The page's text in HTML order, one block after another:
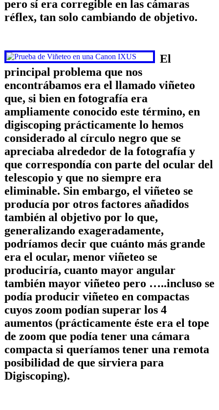
pero sí era corregible en las cámaras
réflex, tan solo cambiando de objetivo.
El
principal problema que nos
encontrábamos era el llamado viñeteo
que, si bien en fotografía era
ampliamente conocido este término, en
digiscoping prácticamente lo hemos
considerado al círculo negro que se
apreciaba alrededor de la fotografía y
que correspondía con parte del ocular del
telescopio y que no siempre era
eliminable. Sin embargo, el viñeteo se
producía por otros factores añadidos
también al objetivo por lo que,
generalizando exageradamente,
podríamos decir que cuánto más grande
era el ocular, menor viñeteo se
produciría, cuanto mayor angular
también mayor viñeteo pero …..incluso se
podía producir viñeteo en compactas
cuyos zoom podían superar los 4
aumentos (prácticamente éste era el tope
de zoom que podía tener una cámara
compacta si queríamos tener una remota
posibilidad de que sirviera para
Digiscoping).